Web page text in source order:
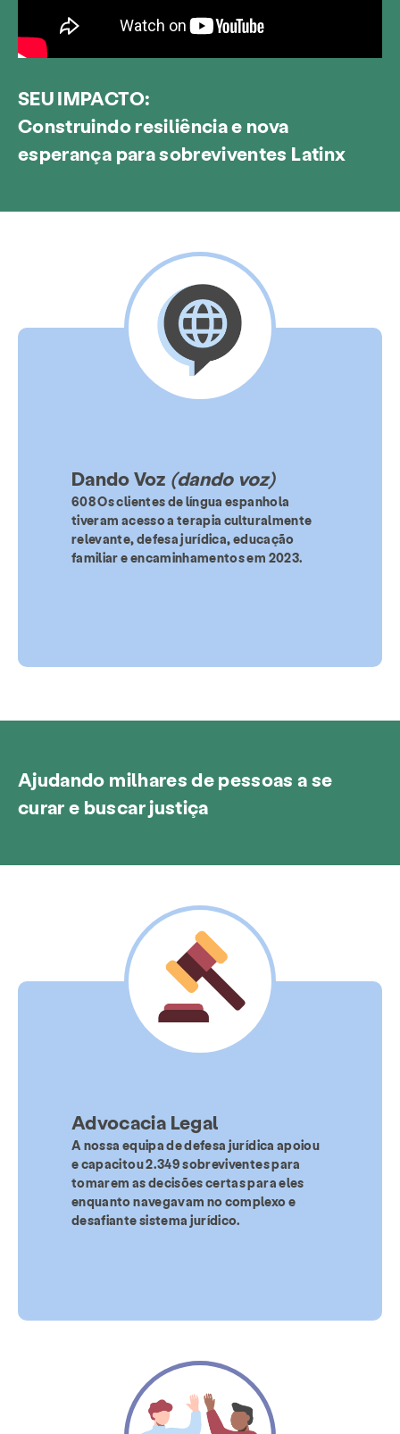
SEU IMPACTO:
Construindo resiliência e nova
esperança para sobreviventes Latinx
Dando Voz (dando voz)
608Os clientes de língua espanhola
tiveram acesso a terapia culturalmente
relevante, defesa jurídica, educação
familiar e encaminhamentos em 2023.
Ajudando milhares de pessoas a se
curar e buscar justiça
Advocacia Legal
A nossa equipa de defesa jurídica apoiou
e capacitou 2.349 sobreviventes para
tomarem as decisões certas para eles
enquanto navegavam no complexo e
desafiante sistema jurídico.